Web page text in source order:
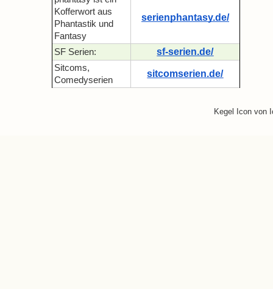
Kofferwort aus
Phantastik und
Fantasy
serienphantasy.de/
SF Serien: sf-serien.de/
Sitcoms,
Comedyserien
sitcomserien.de/
Kegel Icon von